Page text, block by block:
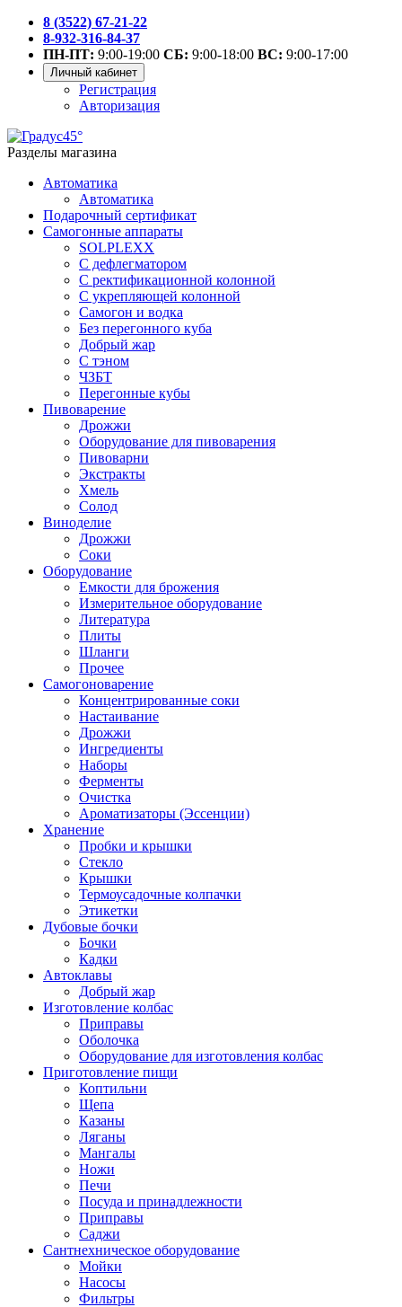
8 (3522) 67-21-22
8-932-316-84-37
ПН-ПТ: 9:00-19:00 СБ: 9:00-18:00 ВС: 9:00-17:00
Личный кабинет
Регистрация
Авторизация
Разделы магазина
Автоматика
Автоматика
Подарочный сертификат
Самогонные аппараты
SOLPLEXX
С дефлегматором
С ректификационной колонной
С укрепляющей колонной
Самогон и водка
Без перегонного куба
Добрый жар
С тэном
ЧЗБТ
Перегонные кубы
Пивоварение
Дрожжи
Оборудование для пивоварения
Пивоварни
Экстракты
Хмель
Солод
Виноделие
Дрожжи
Соки
Оборудование
Емкости для брожения
Измерительное оборудование
Литература
Плиты
Шланги
Прочее
Самогоноварение
Концентрированные соки
Настаивание
Дрожжи
Ингредиенты
Наборы
Ферменты
Очистка
Ароматизаторы (Эссенции)
Хранение
Пробки и крышки
Стекло
Крышки
Термоусадочные колпачки
Этикетки
Дубовые бочки
Бочки
Кадки
Автоклавы
Добрый жар
Изготовление колбас
Приправы
Оболочка
Оборудование для изготовления колбас
Приготовление пищи
Коптильни
Щепа
Казаны
Ляганы
Мангалы
Ножи
Печи
Посуда и принадлежности
Приправы
Саджи
Сантнехническое оборудование
Мойки
Насосы
Фильтры